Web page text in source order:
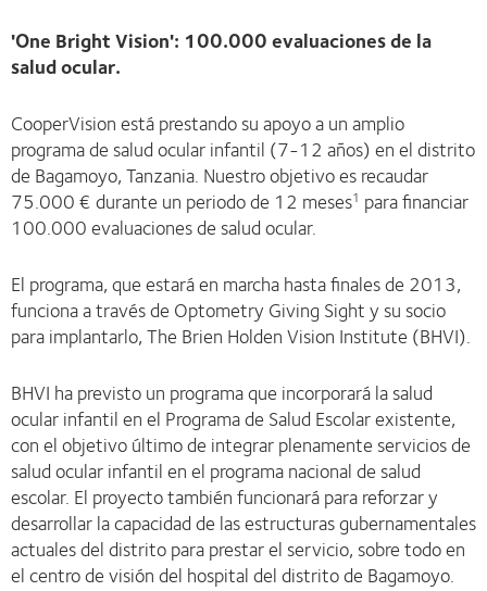
'One Bright Vision': 100.000 evaluaciones de la
salud ocular.
CooperVision está prestando su apoyo a un amplio
programa de salud ocular infantil (7-12 años) en el distrito
de Bagamoyo, Tanzania. Nuestro objetivo es recaudar
75.000 € durante un periodo de 12 meses1 para financiar
100.000 evaluaciones de salud ocular.
El programa, que estará en marcha hasta finales de 2013,
funciona a través de Optometry Giving Sight y su socio
para implantarlo, The Brien Holden Vision Institute (BHVI).
BHVI ha previsto un programa que incorporará la salud
ocular infantil en el Programa de Salud Escolar existente,
con el objetivo último de integrar plenamente servicios de
salud ocular infantil en el programa nacional de salud
escolar. El proyecto también funcionará para reforzar y
desarrollar la capacidad de las estructuras gubernamentales
actuales del distrito para prestar el servicio, sobre todo en
el centro de visión del hospital del distrito de Bagamoyo.